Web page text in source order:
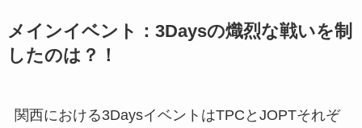
メインイベント：3Daysの熾烈な戦いを制
したのは？！
関西における3DaysイベントはTPCとJOPTそれぞ